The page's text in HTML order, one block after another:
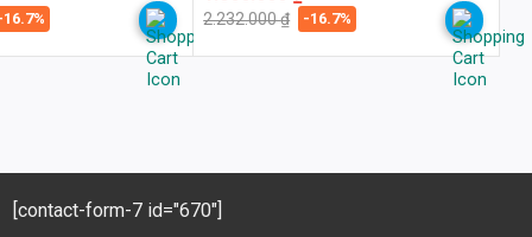
2.232.000₫
gốc
là:
hiện
tại
1.860.000 ₫.
-16.7%
[contact-form-7 id="670"]